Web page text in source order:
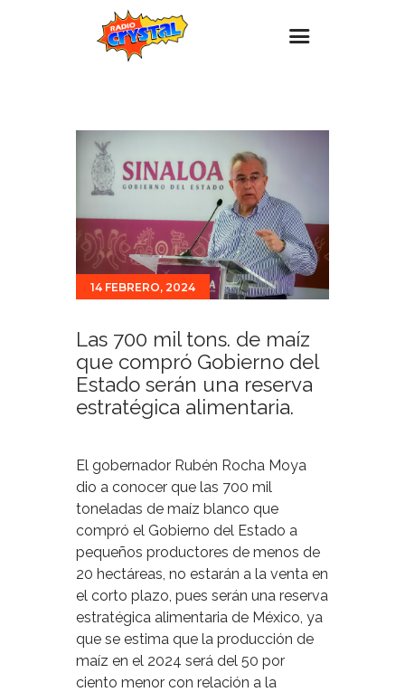
Estaciones
Eventos
Noticias
Para ti
Contacto
14 FEBRERO, 2024
Las 700 mil tons. de maíz
que compró Gobierno del
Estado serán una reserva
estratégica alimentaria.
El gobernador Rubén Rocha Moya
dio a conocer que las 700 mil
toneladas de maíz blanco que
compró el Gobierno del Estado a
pequeños productores de menos de
20 hectáreas, no estarán a la venta en
el corto plazo, pues serán una reserva
estratégica alimentaria de México, ya
que se estima que la producción de
maíz en el 2024 será del 50 por
ciento menor con relación a la